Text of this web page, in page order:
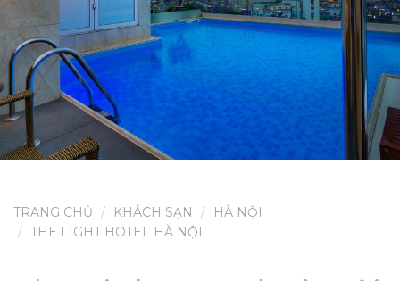
TRANG CHỦ KHÁCH SẠN
HÀ NỘI
THE LIGHT HOTEL HÀ NỘI